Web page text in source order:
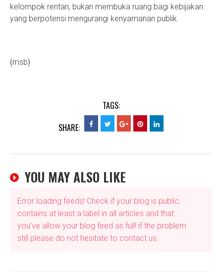
kelompok rentan, bukan membuka ruang bagi kebijakan
yang berpotensi mengurangi kenyamanan publik.
{msb}
TAGS:
SHARE:
YOU MAY ALSO LIKE
Error loading feeds! Check if your blog is public,
contains at least a label in all articles and that
you've allow your blog feed as full! if the problem
still please do not hesitate to contact us.